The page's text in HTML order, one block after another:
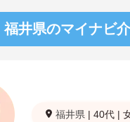
福井県のマイナビ
福井県 | 40代 |